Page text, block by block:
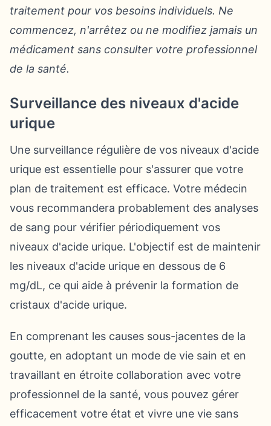
traitement pour vos besoins individuels. Ne
commencez, n'arrêtez ou ne modifiez jamais un
médicament sans consulter votre professionnel
de la santé.
Surveillance des niveaux d'acide
urique
Une surveillance régulière de vos niveaux d'acide
urique est essentielle pour s'assurer que votre
plan de traitement est efficace. Votre médecin
vous recommandera probablement des analyses
de sang pour vérifier périodiquement vos
niveaux d'acide urique. L'objectif est de maintenir
les niveaux d'acide urique en dessous de 6
mg/dL, ce qui aide à prévenir la formation de
cristaux d'acide urique.
En comprenant les causes sous-jacentes de la
goutte, en adoptant un mode de vie sain et en
travaillant en étroite collaboration avec votre
professionnel de la santé, vous pouvez gérer
efficacement votre état et vivre une vie sans